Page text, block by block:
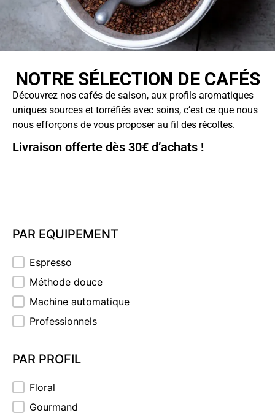
NOTRE SÉLECTION DE CAFÉS
Découvrez nos cafés de saison, aux profils aromatiques
uniques sources et torréfiés avec soins, c’est ce que nous
nous efforçons de vous proposer au fil des récoltes.
Livraison offerte dès 30€ d’achats !
PAR EQUIPEMENT
PAR EQUIPEMENT
Espresso
Méthode douce
Machine automatique
Professionnels
PAR PROFIL
PAR PROFIL
Floral
Gourmand